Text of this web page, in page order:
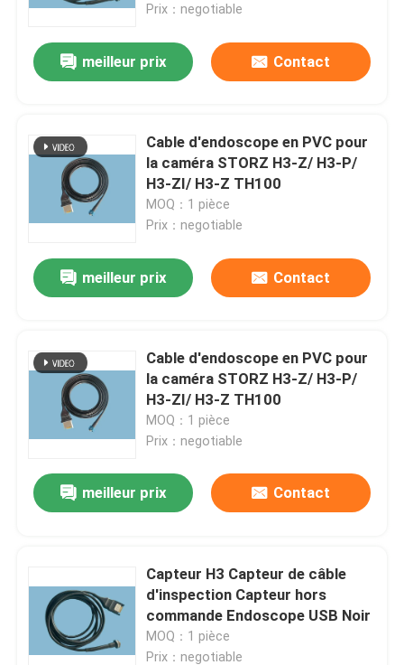
Prix：negotiable
meilleur prix Contact
Cable d'endoscope en PVC pour
la caméra STORZ H3-Z/ H3-P/
H3-ZI/ H3-Z TH100
MOQ：1 pièce
Prix：negotiable
meilleur prix Contact
Cable d'endoscope en PVC pour
la caméra STORZ H3-Z/ H3-P/
H3-ZI/ H3-Z TH100
MOQ：1 pièce
Prix：negotiable
meilleur prix Contact
Capteur H3 Capteur de câble
d'inspection Capteur hors
commande Endoscope USB Noir
MOQ：1 pièce
Prix：negotiable